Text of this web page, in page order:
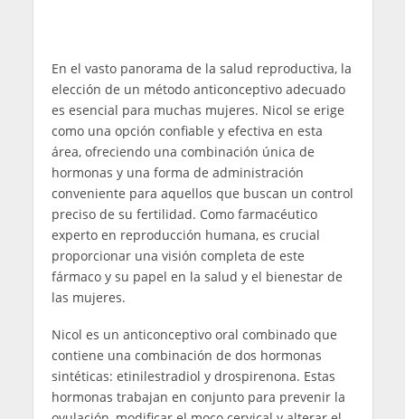
En el vasto panorama de la salud reproductiva, la
elección de un método anticonceptivo adecuado
es esencial para muchas mujeres. Nicol se erige
como una opción confiable y efectiva en esta
área, ofreciendo una combinación única de
hormonas y una forma de administración
conveniente para aquellos que buscan un control
preciso de su fertilidad. Como farmacéutico
experto en reproducción humana, es crucial
proporcionar una visión completa de este
fármaco y su papel en la salud y el bienestar de
las mujeres.
Nicol es un anticonceptivo oral combinado que
contiene una combinación de dos hormonas
sintéticas: etinilestradiol y drospirenona. Estas
hormonas trabajan en conjunto para prevenir la